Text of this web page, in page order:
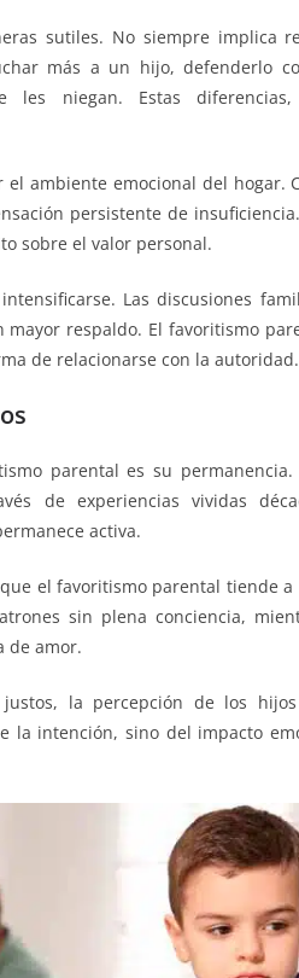
sutiles. No siempre implica
más a un hijo, defenderlo
niegan. Estas diferencias,
ambiente emocional del hogar.
persistente de
sobre el valor personal.
Las discusiones
respaldo. El favoritismo
de relacionarse con la autoridad.
parental es su
de experiencias vividas
activa.
el favoritismo parental tiende
sin plena conciencia,
de amor.
la percepción de los
la intención, sino del impacto